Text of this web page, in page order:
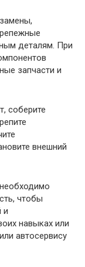
деталям. При
запчасти и
соберите
внешний
чтобы
и
навыках или
автосервису